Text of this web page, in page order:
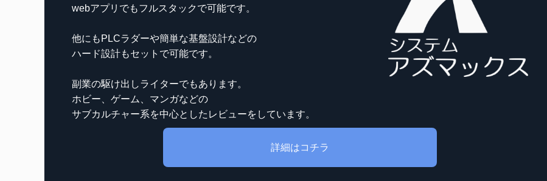
webアプリでもフルスタックで可能です。
他にもPLCラダーや簡単な基盤設計などの
ハード設計もセットで可能です。
副業の駆け出しライターでもあります。
ホビー、ゲーム、マンガなどの
サブカルチャー系を中心としたレビューをしています。
詳細はコチラ